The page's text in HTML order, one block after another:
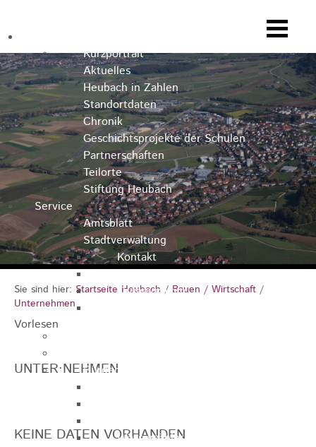
Kurzportrait
Aktuelles
Heubach in Zahlen
Standortdaten
Chronik
Geschichtsprojekte der Schulen
Partnerschaften
Teilorte
Stiftung Heubach
Service
Amtsblatt
Stadtverwaltung
Kontakt
Rathausteam
Organigramm
Bürgerservice
Wasserzähler
Sie sind hier: Startseite Heubach / Bauen / Wirtschaft /
Unternehmen
Vorlesen
UNTER·NEHMEN
KEINE DATEN VORHANDEN